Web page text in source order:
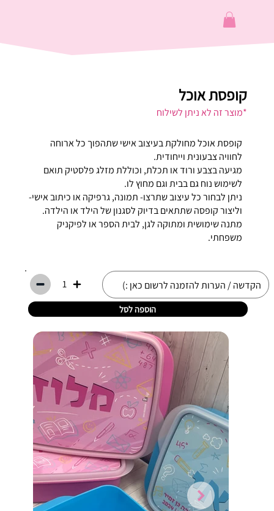
קופסת אוכל
*מוצר זה לא ניתן לשילוח
קופסת אוכל מחולקת בעיצוב אישי שתהפוך כל ארוחה
לחוויה צבעונית וייחודית.
מגיעה בצבע ורוד או תכלת, וכוללת מזלג פלסטיק תואם
לשימוש נוח גם בבית וגם מחוץ לו.
ניתן לבחור כל עיצוב שתרצו- תמונה, גרפיקה או כיתוב אישי-
וליצור קופסה שתתאים בדיוק לסגנון של הילד או הילדה.
מתנה שימושית ומתוקה לגן, לבית הספר או לפיקניק
משפחתי.
1
הוספה לסל